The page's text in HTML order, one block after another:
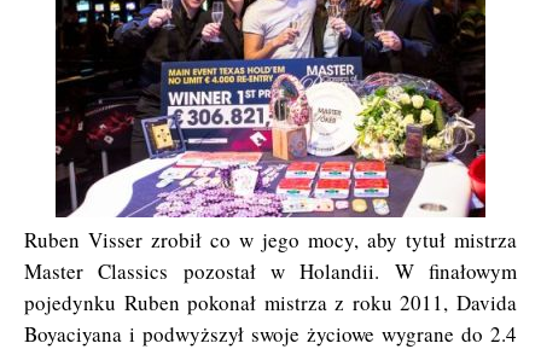
Ruben Visser zrobił co w jego mocy, aby tytuł mistrza
Master Classics pozostał w Holandii. W finałowym
pojedynku Ruben pokonał mistrza z roku 2011, Davida
Boyaciyana i podwyższył swoje życiowe wygrane do 2.4